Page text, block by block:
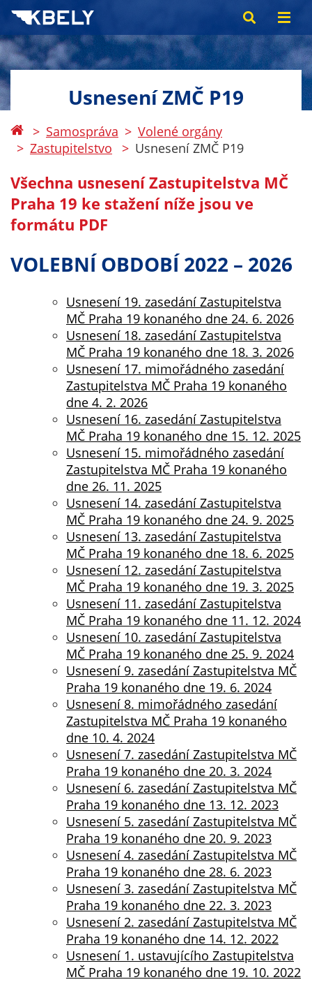
Usnesení ZMČ P19
Samospráva
Volené orgány
Zastupitelstvo
Usnesení ZMČ P19
Všechna usnesení Zastupitelstva MČ
Praha 19 ke stažení níže jsou ve
formátu PDF
VOLEBNÍ OBDOBÍ 2022 – 2026
Usnesení 19. zasedání Zastupitelstva
MČ Praha 19 konaného dne 24. 6. 2026
Usnesení 18. zasedání Zastupitelstva
MČ Praha 19 konaného dne 18. 3. 2026
Usnesení 17. mimořádného zasedání
Zastupitelstva MČ Praha 19 konaného
dne 4. 2. 2026
Usnesení 16. zasedání Zastupitelstva
MČ Praha 19 konaného dne 15. 12. 2025
Usnesení 15. mimořádného zasedání
Zastupitelstva MČ Praha 19 konaného
dne 26. 11. 2025
Usnesení 14. zasedání Zastupitelstva
MČ Praha 19 konaného dne 24. 9. 2025
Usnesení 13. zasedání Zastupitelstva
MČ Praha 19 konaného dne 18. 6. 2025
Usnesení 12. zasedání Zastupitelstva
MČ Praha 19 konaného dne 19. 3. 2025
Usnesení 11. zasedání Zastupitelstva
MČ Praha 19 konaného dne 11. 12. 2024
Usnesení 10. zasedání Zastupitelstva
MČ Praha 19 konaného dne 25. 9. 2024
Usnesení 9. zasedání Zastupitelstva MČ
Praha 19 konaného dne 19. 6. 2024
Usnesení 8. mimořádného zasedání
Zastupitelstva MČ Praha 19 konaného
dne 10. 4. 2024
Usnesení 7. zasedání Zastupitelstva MČ
Praha 19 konaného dne 20. 3. 2024
Usnesení 6. zasedání Zastupitelstva MČ
Praha 19 konaného dne 13. 12. 2023
Usnesení 5. zasedání Zastupitelstva MČ
Praha 19 konaného dne 20. 9. 2023
Usnesení 4. zasedání Zastupitelstva MČ
Praha 19 konaného dne 28. 6. 2023
Usnesení 3. zasedání Zastupitelstva MČ
Praha 19 konaného dne 22. 3. 2023
Usnesení 2. zasedání Zastupitelstva MČ
Praha 19 konaného dne 14. 12. 2022
Usnesení 1. ustavujícího Zastupitelstva
MČ Praha 19 konaného dne 19. 10. 2022
Technické
cookies
Technické
cookies jsou
nezbytné pro
fungování
webu a všech
funkcí, které
nabízí.
Váš souhlas s
využitím
technických
cookies na
našem webu. Z
tohoto důvodu
technické
cookies
nemohou být
individuálně
deaktivovány
nebo
aktivovány.
Analytické
cookies
Analytické
cookies nám
umožňují
měření
výkonu
našeho webu
a našich
reklamních
kampaní.
Jejich pomocí
určujeme
počet návštěv